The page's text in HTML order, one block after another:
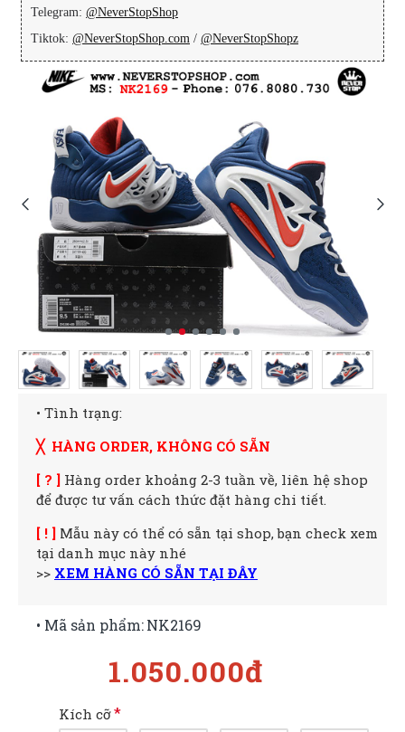
Telegram: @NeverStopShop
Tiktok: @NeverStopShop.com / @NeverStopShopz
• Tình trạng:
╳ HÀNG ORDER, KHÔNG CÓ SẴN
[ ? ] Hàng order khoảng 2-3 tuần về, liên hệ shop
để được tư vấn cách thức đặt hàng chi tiết.
[ ! ] Mẫu này có thể có sẵn tại shop, bạn check xem
tại danh mục này nhé
>> XEM HÀNG CÓ SẴN TẠI ĐÂY
1.050.000đ
• Mã sản phẩm:NK2169
Kích cỡ